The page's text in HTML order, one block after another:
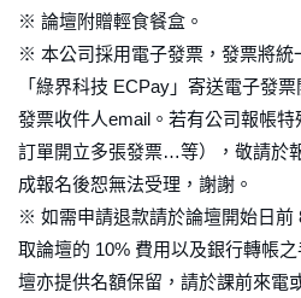
※ 論壇附贈輕食餐盒。
※ 本公司採用電子發票，發票將統
「綠界科技 ECPay」寄送電子發
發票收件人email。若有公司報帳
訂單開立多張發票…等），敬請於
成報名後恕無法受理，謝謝。
※ 如需申請退款請於論壇開始日前
取論壇的 10% 費用以及銀行轉帳
壇亦提供名額保留，請於課前來電